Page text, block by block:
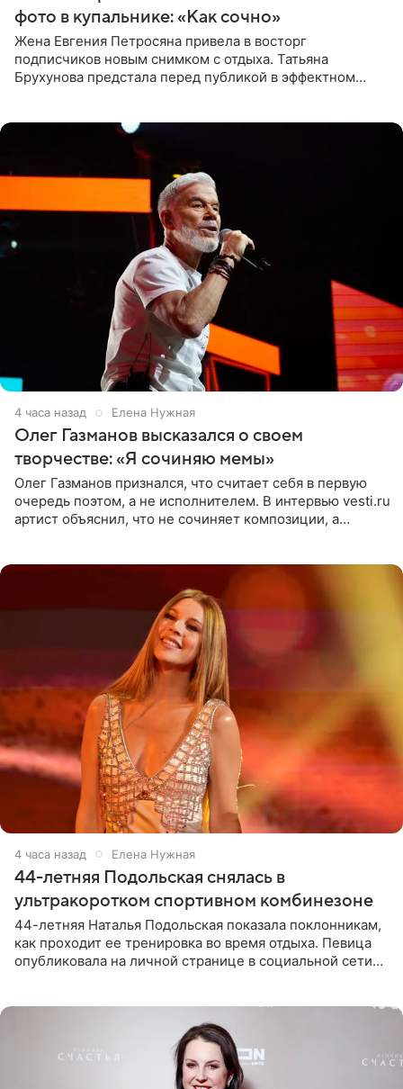
фото в купальнике: «Как сочно»
Жена Евгения Петросяна привела в восторг
подписчиков новым снимком с отдыха. Татьяна
Брухунова предстала перед публикой в эффектном
4 часа назад Елена Нужная
Олег Газманов высказался о своем
творчестве: «Я сочиняю мемы»
Олег Газманов признался, что считает себя в первую
очередь поэтом, а не исполнителем. В интервью vesti.ru
артист объяснил, что не сочиняет композиции, а
4 часа назад Елена Нужная
44-летняя Подольская снялась в
ультракоротком спортивном комбинезоне
44-летняя Наталья Подольская показала поклонникам,
как проходит ее тренировка во время отдыха. Певица
опубликовала на личной странице в социальной сети